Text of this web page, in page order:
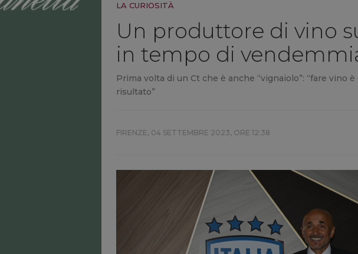
LA CURIOSITÀ
Un produttore di vino
in tempo di
Prima volta di un Ct che è anche “vignaiolo”: “fare
risultato”
FIRENZE, 04 SETTEMBRE 2023, ORE 12:38